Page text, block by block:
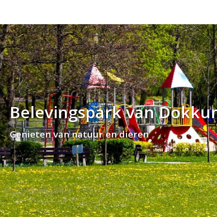
Belevingspark van
Genieten van natuur en dieren